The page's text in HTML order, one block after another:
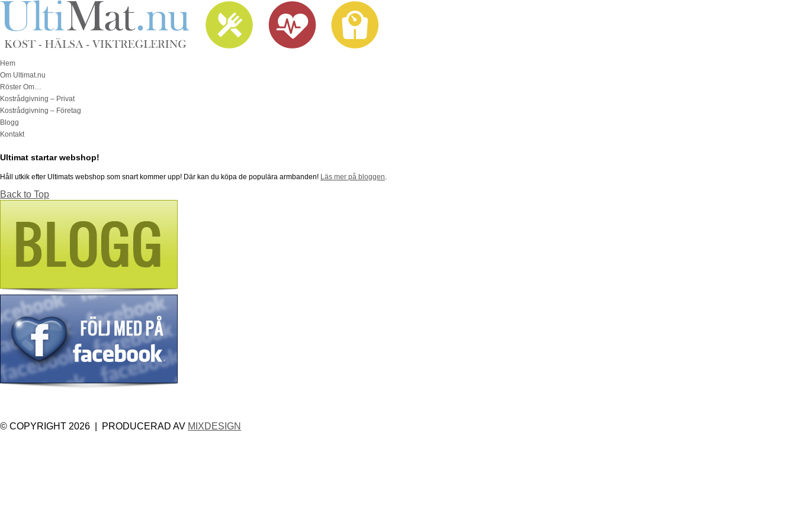
Hem
Om Ultimat.nu
Röster Om…
Kostrådgivning – Privat
Kostrådgivning – Företag
Blogg
Kontakt
Ultimat startar webshop!
Håll utkik efter Ultimats webshop som snart kommer upp! Där kan du köpa de populära armbanden! Läs mer på bloggen.
Back to Top
© COPYRIGHT 2026 | PRODUCERAD AV MIXDESIGN